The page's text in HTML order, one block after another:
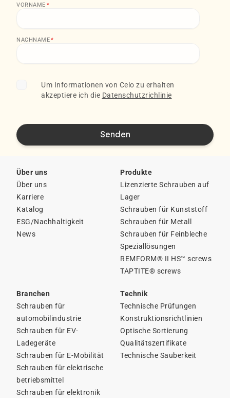
VORNAME *
NACHNAME*
Um Informationen von Celo zu erhalten
akzeptiere ich die Datenschutzrichlinie
Über uns
Über uns
Karriere
Katalog
ESG/Nachhaltigkeit
News
Produkte
Lizenzierte Schrauben auf
Lager
Schrauben für Kunststoff
Schrauben für Metall
Schrauben für Feinbleche
Speziallösungen
REMFORM® II HS™ screws
TAPTITE® screws
Branchen
Schrauben für
automobilindustrie
Schrauben für EV-
Ladegeräte
Schrauben für E-Mobilität
Schrauben für elektrische
betriebsmittel
Schrauben für elektronik
Technik
Technische Prüfungen
Konstruktionsrichtlinien
Optische Sortierung
Qualitätszertifikate
Technische Sauberkeit